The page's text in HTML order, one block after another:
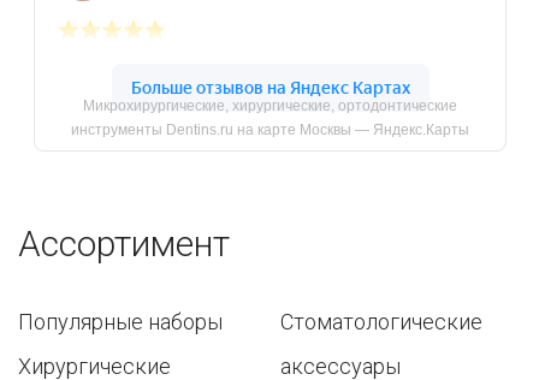
Микрохирургические, хирургические, ортодонтические
инструменты Dentins.ru на карте Москвы — Яндекс.Карты
Ассортимент
Популярные наборы
Хирургические
Стоматологические
аксессуары